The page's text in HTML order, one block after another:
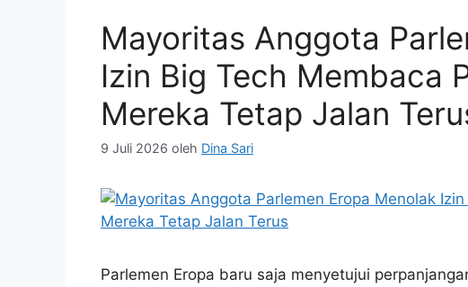
Mayoritas Anggota
Izin Big Tech Membaca
Mereka Tetap Jalan
9 Juli 2026 oleh Dina Sari
Parlemen Eropa baru saja menyetujui